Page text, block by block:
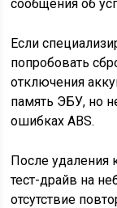
сообщения об
Если
попробовать
отключения
память ЭБУ, но
ошибках ABS.
После удаления
тест-драйв на
отсутствие